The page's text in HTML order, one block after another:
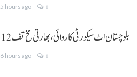
5 hours ago 0
بلوچستان اٹ سیکورٹی کاروائی، بھارتی مخ تف 12 دہشتگرد خلنگار،آئی ایس پی آر
6 hours ago 0